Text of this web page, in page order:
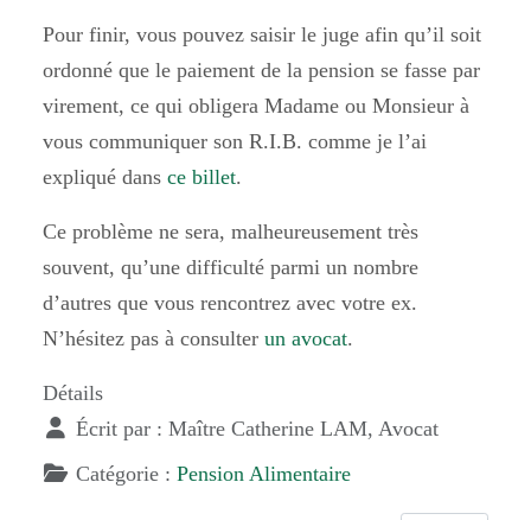
Pour finir, vous pouvez saisir le juge afin qu’il soit
ordonné que le paiement de la pension se fasse par
virement, ce qui obligera Madame ou Monsieur à
vous communiquer son R.I.B. comme je l’ai
expliqué dans ce billet.
Ce problème ne sera, malheureusement très
souvent, qu’une difficulté parmi un nombre
d’autres que vous rencontrez avec votre ex.
N’hésitez pas à consulter un avocat.
Détails
Écrit par : Maître Catherine LAM, Avocat
Catégorie : Pension Alimentaire